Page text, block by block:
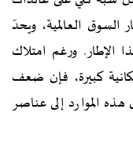
العالمية، ويحدّ
الإطار. ورغم امتلاك
كبيرة، فإن ضعف
الموارد إلى عناصر